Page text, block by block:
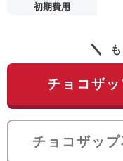
初期費用
チョコザ
チョコザッ